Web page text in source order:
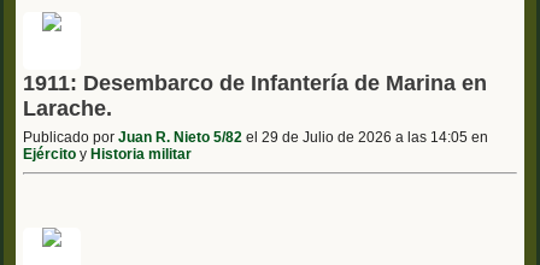
1911: Desembarco de Infantería de Marina en
Larache.
Publicado por Juan R. Nieto 5/82 el 29 de Julio de 2026 a las 14:05 en
Ejército y Historia militar